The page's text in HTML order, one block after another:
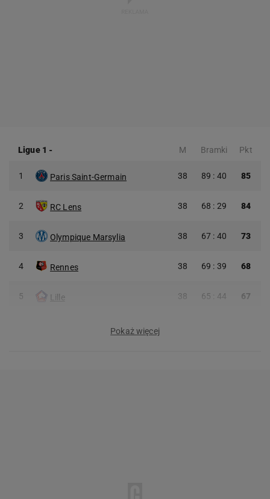
Ligue 1 - M Bramki Pkt
1 Paris Saint-Germain 38 89 : 40 85
2 RC Lens 38 68 : 29 84
3 Olympique Marsylia 38 67 : 40 73
4 Rennes 38 69 : 39 68
5 Lille 38 65 : 44 67
Pokaż więcej